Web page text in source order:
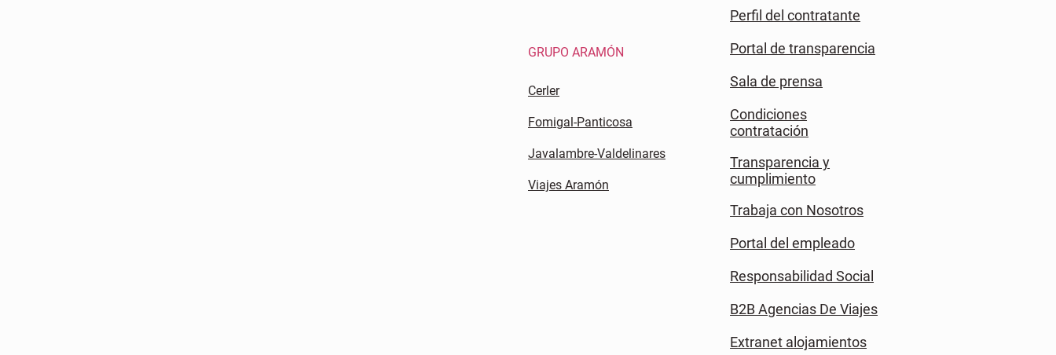
GRUPO ARAMÓN
Cerler
Fomigal-Panticosa
Javalambre-Valdelinares
Viajes Aramón
Perfil del contratante
Portal de transparencia
Sala de prensa
Condiciones
contratación
Transparencia y
cumplimiento
Trabaja con Nosotros
Portal del empleado
Responsabilidad Social
B2B Agencias De Viajes
Extranet alojamientos